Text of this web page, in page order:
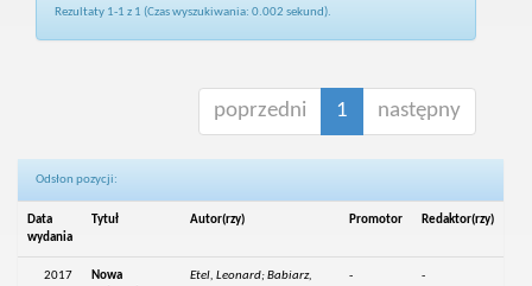
Rezultaty 1-1 z 1 (Czas wyszukiwania: 0.002 sekund).
poprzedni 1 następny
Odsłon pozycji:
Data
wydania
Tytuł Autor(rzy) Promotor Redaktor(rzy)
2017
Nowa
Etel, Leonard; Babiarz,
- -